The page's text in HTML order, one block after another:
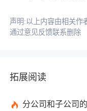
声明:以上内容由相关作
通过意见反馈联系删除
拓展阅读
分公司和子公司的定义是什